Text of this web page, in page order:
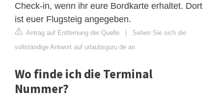
Check-in, wenn ihr eure Bordkarte erhaltet. Dort
ist euer Flugsteig angegeben.
Antrag auf Entfernung der Quelle | Sehen Sie sich die
vollständige Antwort auf urlaubsguru.de an
Wo finde ich die Terminal
Nummer?